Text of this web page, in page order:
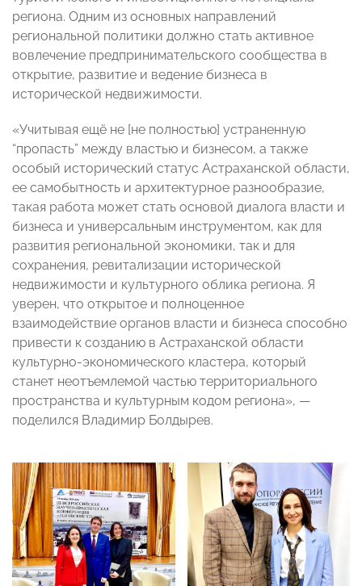
региона. Одним из основных направлений
региональной политики должно стать активное
вовлечение предпринимательского сообщества в
открытие, развитие и ведение бизнеса в
исторической недвижимости.
«Учитывая ещё не [не полностью] устраненную
“пропасть” между властью и бизнесом, а также
особый исторический статус Астраханской области,
ее самобытность и архитектурное разнообразие,
такая работа может стать основой диалога власти и
бизнеса и универсальным инструментом, как для
развития региональной экономики, так и для
сохранения, ревитализации исторической
недвижимости и культурного облика региона. Я
уверен, что открытое и полноценное
взаимодействие органов власти и бизнеса способно
привести к созданию в Астраханской области
культурно-экономического кластера, который
станет неотъемлемой частью территориального
пространства и культурным кодом региона», —
поделился Владимир Болдырев.